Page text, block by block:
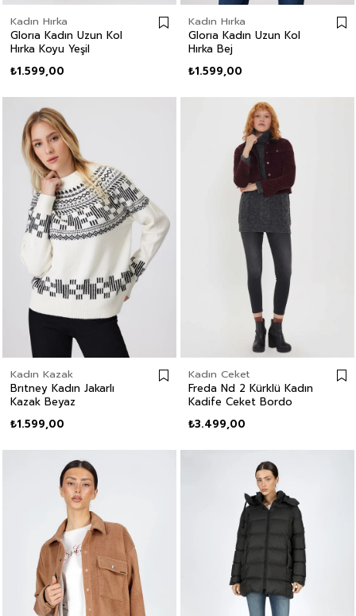
Kadın Hırka
Glorıa Kadın Uzun Kol
Hırka Koyu Yeşil
₺1.599,00
Kadın Hırka
Glorıa Kadın Uzun Kol
Hırka Bej
₺1.599,00
Kadın Kazak
Brıtney Kadın Jakarlı
Kazak Beyaz
₺1.599,00
Kadın Ceket
Freda Nd 2 Kürklü Kadın
Kadife Ceket Bordo
₺3.499,00